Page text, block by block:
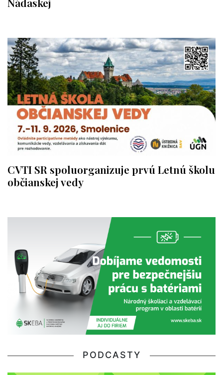
CVTI SR spoluorganizuje prvú Letnú školu
občianskej vedy
PODCASTY